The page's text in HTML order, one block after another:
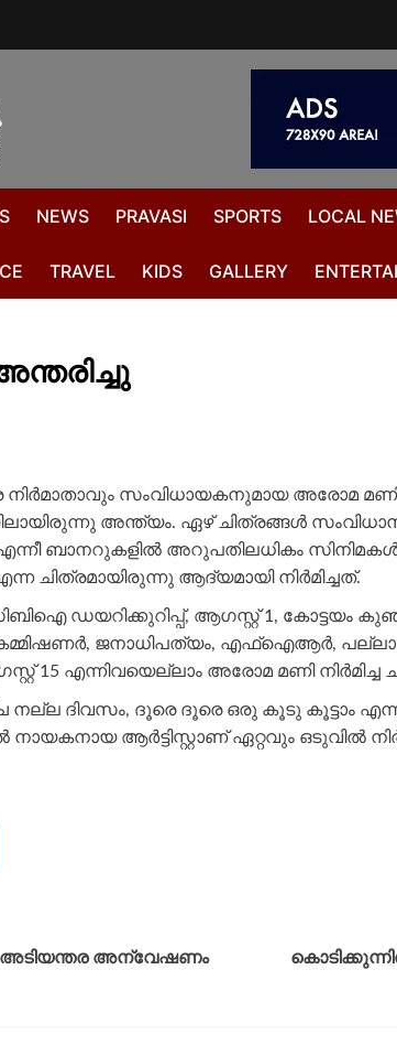
NEWS PRAVASI SPORTS LOCAL
TRAVEL KIDS GALLERY
നിർമാതാവും സംവിധായകനുമായ അരോമ
അന്ത്യം. ഏഴ് ചിത്രങ്ങൾ
ബാനറുകളിൽ അറുപതിലധികം സിനിമകൾ
ചിത്രമായിരുന്നു ആദ്യമായി നിർമിച്ചത്.
ഡയറിക്കുറിപ്പ്, ആഗസ്റ്റ് 1, കോട്ടയം
ജനാധിപത്യം, എഫ്ഐആർ,
15 എന്നിവയെല്ലാം അരോമ മണി നിർമിച്ച
നല്ല ദിവസം, ദൂരെ ദൂരെ ഒരു കൂടു കൂട്ടാം
നായകനായ ആർട്ടിസ്റ്റാണ് ഏറ്റവും ഒടുവിൽ
അന്വേഷണം